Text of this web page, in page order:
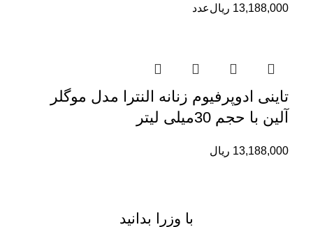
13,188,000 ریالعدد
تاینی ادوپرفیوم زنانه النترا مدل موگلر
آلین با حجم 30میلی لیتر
13,188,000 ریال
با وزرا بدانید